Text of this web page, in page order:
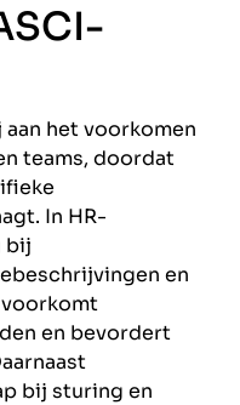
het voorkomen
teams, doordat
In HR-
bij
en
en bevordert
bij sturing en